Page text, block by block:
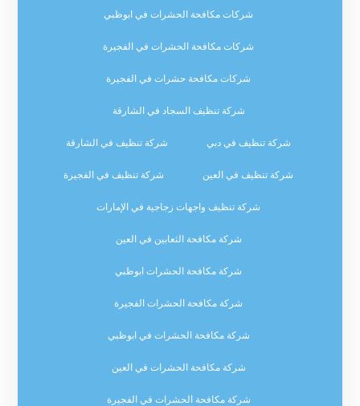
شركات مكافحة الحشرات في ابوظبي
شركات مكافحة الحشرات في الفجيرة
شركات مكافحة حشرات في الفجيرة
شركة تنظيف السجاد في الشارقة
شركة تنظيف في دبي شركة تنظيف في الشارقة
شركة تنظيف في العين شركة تنظيف في الفجيرة
شركة تنظيف واجهات زجاجية في الإمارات
شركة مكافحة الثعابين في العين
شركة مكافحة الحشرات ابوظبي
شركة مكافحة الحشرات الفجيرة
شركة مكافحة الحشرات في ابوظبي
شركة مكافحة الحشرات في العين
شركة مكافحة الحشرات في الفجيرة